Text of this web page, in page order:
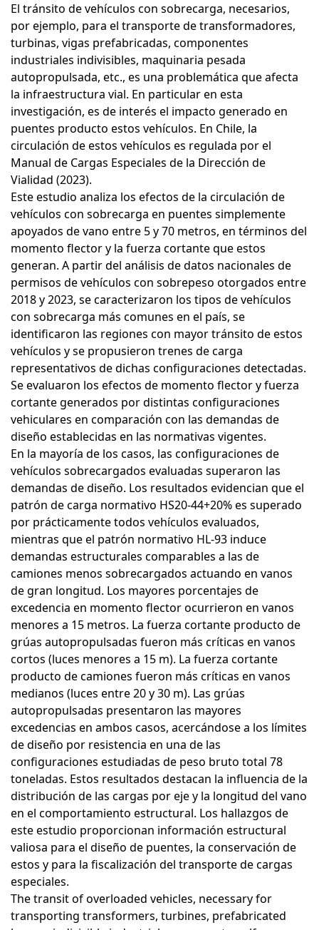
El tránsito de vehículos con sobrecarga, necesarios,
por ejemplo, para el transporte de transformadores,
turbinas, vigas prefabricadas, componentes
industriales indivisibles, maquinaria pesada
autopropulsada, etc., es una problemática que afecta
la infraestructura vial. En particular en esta
investigación, es de interés el impacto generado en
puentes producto estos vehículos. En Chile, la
circulación de estos vehículos es regulada por el
Manual de Cargas Especiales de la Dirección de
Vialidad (2023).
Este estudio analiza los efectos de la circulación de
vehículos con sobrecarga en puentes simplemente
apoyados de vano entre 5 y 70 metros, en términos del
momento flector y la fuerza cortante que estos
generan. A partir del análisis de datos nacionales de
permisos de vehículos con sobrepeso otorgados entre
2018 y 2023, se caracterizaron los tipos de vehículos
con sobrecarga más comunes en el país, se
identificaron las regiones con mayor tránsito de estos
vehículos y se propusieron trenes de carga
representativos de dichas configuraciones detectadas.
Se evaluaron los efectos de momento flector y fuerza
cortante generados por distintas configuraciones
vehiculares en comparación con las demandas de
diseño establecidas en las normativas vigentes.
En la mayoría de los casos, las configuraciones de
vehículos sobrecargados evaluadas superaron las
demandas de diseño. Los resultados evidencian que el
patrón de carga normativo HS20-44+20% es superado
por prácticamente todos vehículos evaluados,
mientras que el patrón normativo HL-93 induce
demandas estructurales comparables a las de
camiones menos sobrecargados actuando en vanos
de gran longitud. Los mayores porcentajes de
excedencia en momento flector ocurrieron en vanos
menores a 15 metros. La fuerza cortante producto de
grúas autopropulsadas fueron más críticas en vanos
cortos (luces menores a 15 m). La fuerza cortante
producto de camiones fueron más críticas en vanos
medianos (luces entre 20 y 30 m). Las grúas
autopropulsadas presentaron las mayores
excedencias en ambos casos, acercándose a los límites
de diseño por resistencia en una de las
configuraciones estudiadas de peso bruto total 78
toneladas. Estos resultados destacan la influencia de la
distribución de las cargas por eje y la longitud del vano
en el comportamiento estructural. Los hallazgos de
este estudio proporcionan información estructural
valiosa para el diseño de puentes, la conservación de
estos y para la fiscalización del transporte de cargas
especiales.
The transit of overloaded vehicles, necessary for
transporting transformers, turbines, prefabricated